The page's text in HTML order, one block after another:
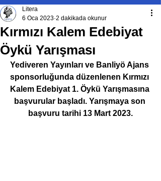
Kırmızı Kalem Edebiyat
Öykü Yarışması
Litera
6 Oca 2023 2 dakikada okunur
Yediveren Yayınları ve Banliyö Ajans
sponsorluğunda düzenlenen Kırmızı
Kalem Edebiyat 1. Öykü Yarışmasına
başvurular başladı. Yarışmaya son
başvuru tarihi 13 Mart 2023.